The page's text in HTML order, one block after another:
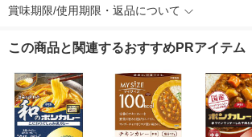
賞味期限/使用期限・返品について
この商品と関連するおすすめPRアイテム